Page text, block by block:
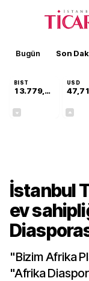
Bugün Son
BIST
13.779,39
USD
47,71
İstanbul
ev
"Bizim Afrika
"Afrika